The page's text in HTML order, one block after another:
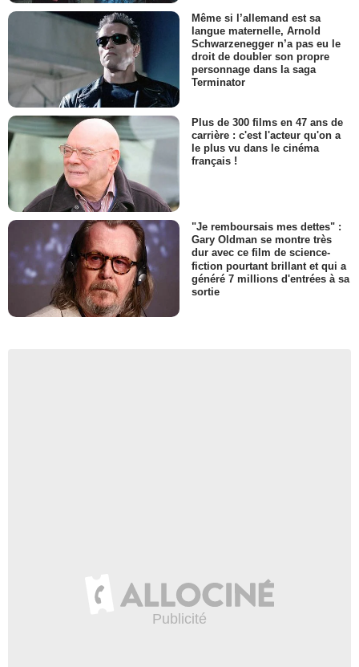
Même si l’allemand est sa
langue maternelle, Arnold
Schwarzenegger n’a pas eu le
droit de doubler son propre
personnage dans la saga
Terminator
Plus de 300 films en 47 ans de
carrière : c'est l'acteur qu'on a
le plus vu dans le cinéma
français !
"Je remboursais mes dettes" :
Gary Oldman se montre très
dur avec ce film de science-
fiction pourtant brillant et qui a
généré 7 millions d'entrées à sa
sortie